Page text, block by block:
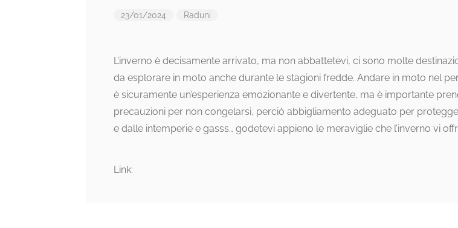
23/01/2024 Raduni
L’inverno è decisamente arrivato, ma non abbattetevi, ci sono molte
da esplorare in moto anche durante le stagioni fredde. Andare in moto nel
è sicuramente un’esperienza emozionante e divertente, ma è importante
precauzioni per non congelarsi, perciò abbigliamento adeguato per
e dalle intemperie e gasss… godetevi appieno le meraviglie che l’inverno vi
Link: